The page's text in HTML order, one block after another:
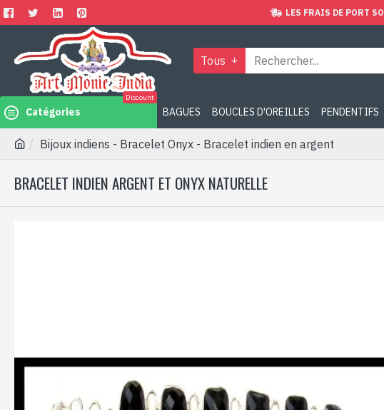
LES FRAIS DE PORT
Tous
Catégories
Discount
BAGUES BOUCLES D'OREILLES PENDENTIFS
Bijoux indiens - Bracelet Onyx - Bracelet indien en argent
BRACELET INDIEN ARGENT ET ONYX NATURELLE